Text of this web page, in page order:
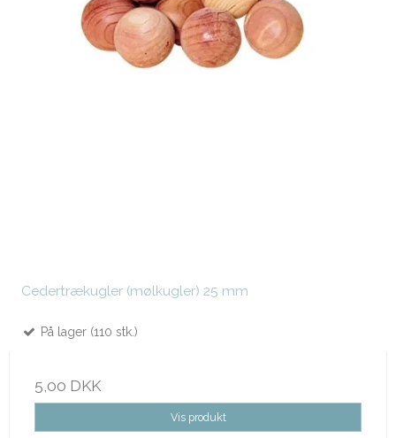
Cedertrækugler (mølkugler) 25 mm
På lager (110 stk.)
5,00 DKK
Vis produkt